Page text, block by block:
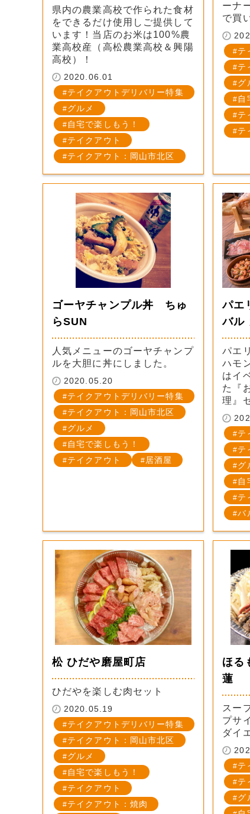
県内の農業高校で作られた食材
をできるだけ使用しご提供して
います！当店のお米は100%農
業高校産（高松農業高校＆興陽
高校）！
2020.06.01
テイクアウトデリバリー特集
グルメ
自宅で楽しもう！
テイクアウト
テイクアウト：岡山市北区
ーナ
で買
テ
テ
グ
自
テ
テ
ゴーヤチャンプル丼 ちゅ
らSUN
人気メニューのゴーヤチャンプ
ルを大胆に丼にしました。
2020.05.20
テイクアウトデリバリー特集
テイクアウト：岡山市北区
グルメ
自宅で楽しもう！
テイクアウト
居酒屋
パエ
バル
パエ
ハモ
はイ
た『
理』
テ
テ
グ
自
テ
バ
松 ひだや磨屋町店
ひだやを楽しむ肉セット
2020.05.19
テイクアウトデリバリー特集
テイクアウト：岡山市北区
グルメ
自宅で楽しもう！
テイクアウト
テイクアウト：焼肉
ほる
蓮
スー
プサ
ダイ
テ
テ
グ